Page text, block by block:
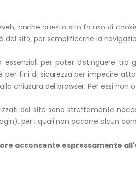
anche questo sito fa uso di
del sito, per semplificarne la
essenziali per poter distinguere tra
per fini di sicurezza per impedire
chiusura del browser. Per essi non
dal sito sono strettamente
per i quali non occorre alcun
acconsente espressamente